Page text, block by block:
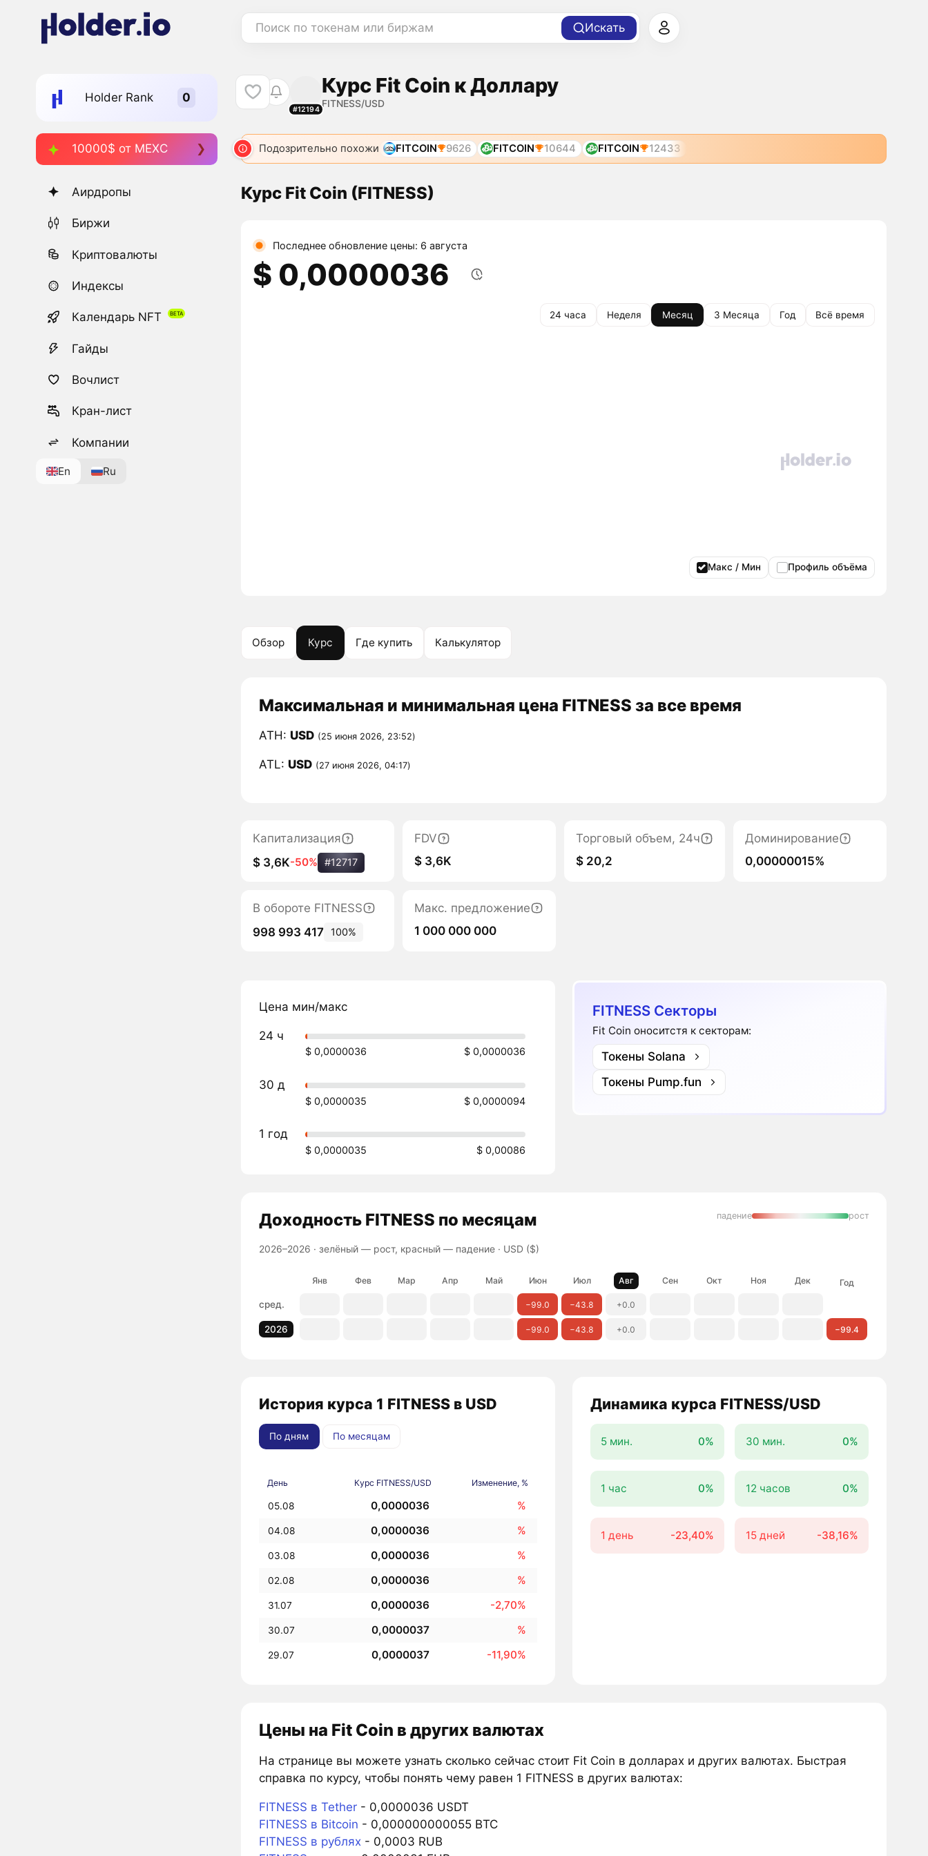
Поиск по токенам или биржам Искать
Holder Rank
10000$ от MEXC
Аирдропы
Биржи
Криптовалюты
Индексы
Календарь NFT
Гайды
Вочлист
Кран-лист
Компании
En Ru
#12194
Курс Fit Coin к Доллару
FITNESS/USD
Подозрительно похожи FITCOIN 9626 FITCOIN 10644 FITCOIN 12433
Курс Fit Coin (FITNESS)
Последнее обновление цены: 6 августа
$ 0,0000036
24 часа Неделя Месяц 3 Месяца Год Всё время
Макс / Мин Профиль объёма
Обзор Курс Где купить Калькулятор
Максимальная и минимальная цена FITNESS за все время
ATH: USD (25 июня 2026, 23:52)
ATL: USD (27 июня 2026, 04:17)
Капитализация
$ 3,6K-50% #12717
FDV
$ 3,6K
Торговый объем, 24ч
$ 20,2
Доминирование
0,00000015%
В обороте FITNESS
998 993 417
100%
Макс. предложение
1 000 000 000
Цена мин/макс
24 ч
$ 0,0000036 $ 0,0000036
30 д
$ 0,0000035 $ 0,0000094
1 год
$ 0,0000035 $ 0,00086
FITNESS Секторы
Fit Coin оноситстя к секторам:
Токены Solana
Токены Pump.fun
ДоходностьFITNESS по месяцам
2026–2026 · зелёный — рост, красный — падение· USD ($)
падение рост
Янв Фев Мар Апр Май Июн Июл Авг Сен Окт Ноя Дек Год
сред. −99.0 −43.8 +0.0
2026 −99.0 −43.8 +0.0 −99.4
История курса 1 FITNESS в USD
По дням По месяцам
День Курс FITNESS/USD Изменение, %
05.08 0,0000036 %
04.08 0,0000036 %
03.08 0,0000036 %
02.08 0,0000036 %
31.07 0,0000036 -2,70%
30.07 0,0000037 %
29.07 0,0000037 -11,90%
Динамика курса FITNESS/USD
5 мин. 0% 30 мин. 0%
1 час 0% 12 часов 0%
1 день -23,40% 15 дней -38,16%
Цены на Fit Coin в других валютах
На странице вы можете узнать сколько сейчас стоит Fit Coin в долларах и других валютах. Быстрая
справка по курсу, чтобы понять чему равен 1 FITNESS в других валютах:
FITNESS в Tether- 0,0000036 USDT
FITNESS в Bitcoin - 0,000000000055 BTC
FITNESS в рублях- 0,0003 RUB